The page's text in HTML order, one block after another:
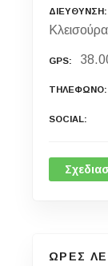
ΔΙΕΥΘΥΝΣΗ
GPS
ΤΗΛΕΦΩΝΟ
SOCIAL
ΩΡΕΣ